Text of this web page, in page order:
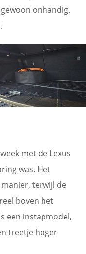
onhandig.
met de Lexus
was. Het
terwijl de
boven het
een instapmodel,
treetje hoger